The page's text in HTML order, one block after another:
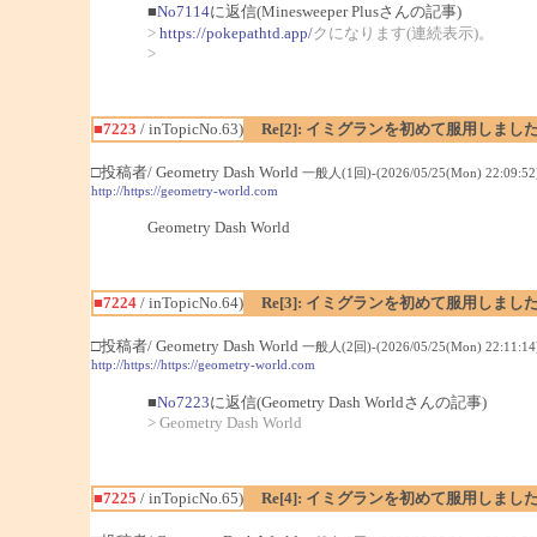
■No7114に返信(Minesweeper Plusさんの記事)
> https://pokepathtd.app/クになります(連続表示)。
>
■7223 / inTopicNo.63)
Re[2]: イミグランを初めて服用しました
□投稿者/ Geometry Dash World 一般人(1回)-(2026/05/25(Mon)
http://https://geometry-world.com
Geometry Dash World
■7224/ inTopicNo.64)
Re[3]: イミグランを初めて服用しました
□投稿者/ Geometry Dash World 一般人(2回)-(2026/05/25(Mon)
http://https://https://geometry-world.com
■No7223に返信(Geometry Dash Worldさんの記事)
> Geometry Dash World
■7225 / inTopicNo.65)
Re[4]: イミグランを初めて服用しました